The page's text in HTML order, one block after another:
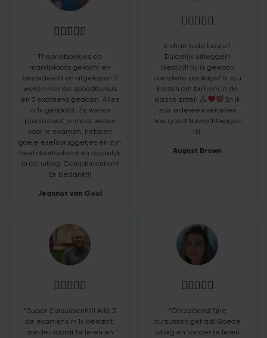

Theorieboekjes op
marktplaats gekocht en
bestudeerd en afgelopen 2
weken hier de spoedcursus
en 3 examens gedaan. Alles
in 1x gehaald. Ze weten
precies wat je moet weten
voor je examen, hebben
goeie ezelsbruggetjes en zijn
heel doortastend en duidelijk
in de uitleg. Complimenten!!
En bedankt!!
Jeannot van Gool

Kishan is de beste!!
Duidelijk uitleggen!
Geduld! hij is gewoon
complete package! Ik zou
kiezen om bij hem in de
klas te zitten
En ik
zou iedereen vertellen
hoe goed Nuvrachtwagen
is!
August Brown

“Super Cursussen!!!!!! Alle 3
de examens in 1x behaalt,
zonder vooraf te leren en

“Ontzettend fijne
cursussen gehad! Goede
uitleg en zonder te leren